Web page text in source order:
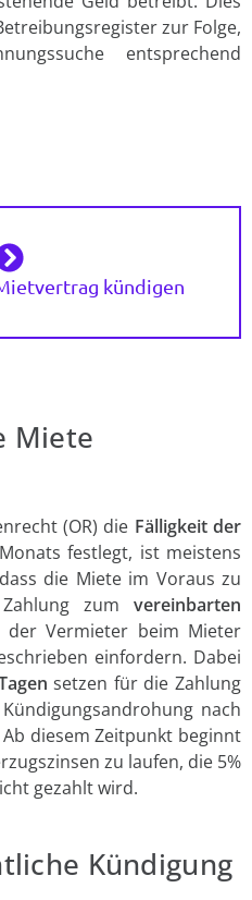
zur Folge,
entsprechend
kündigen
Miete
(OR) die Fälligkeit der
festlegt, ist meistens
die Miete im Voraus zu
zum vereinbarten
der Vermieter beim Mieter
einfordern. Dabei
setzen für die Zahlung
nach
diesem Zeitpunkt beginnt
zu laufen, die 5%
gezahlt wird.
Kündigung